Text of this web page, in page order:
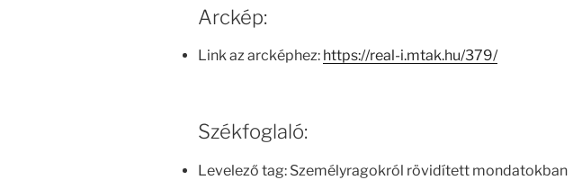
Arckép:
Link az arcképhez: https://real-i.mtak.hu/379/
Székfoglaló:
Levelező tag: Személyragokról rövidített mondatokban